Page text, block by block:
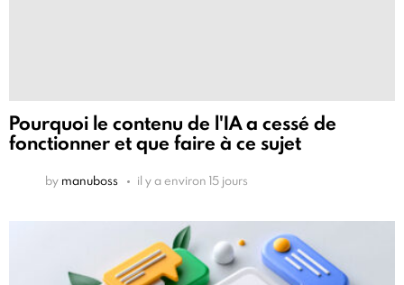
Pourquoi le contenu de l'IA a cessé de
fonctionner et que faire à ce sujet
by manuboss il y a environ 15 jours